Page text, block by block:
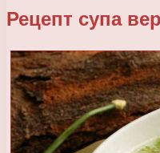
Рецепт супа